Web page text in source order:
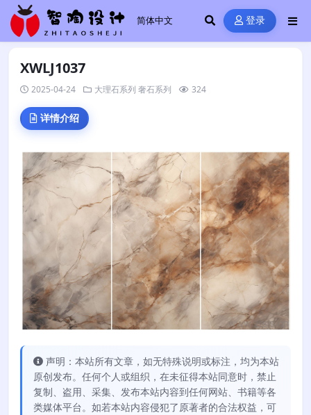
登录
XWLJ1037
2025-04-24 大理石系列 奢石系列 324
详情介绍
声明：本站所有文章，如无特殊说明或标注，均为本站
原创发布。任何个人或组织，在未征得本站同意时，禁止
复制、盗用、采集、发布本站内容到任何网站、书籍等各
类媒体平台。如若本站内容侵犯了原著者的合法权益，可